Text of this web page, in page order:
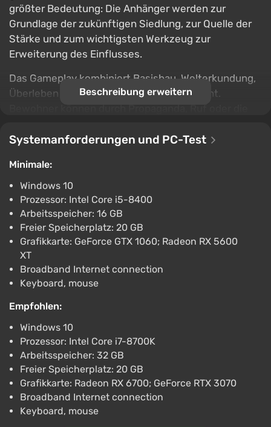
größter Bedeutung: Die Anhänger werden zur
Grundlage der zukünftigen Siedlung, zur Quelle der
Stärke und zum wichtigsten Werkzeug zur
Erweiterung des Einflusses.
Das Gameplay kombiniert Basisbau, Welterkundung,
Überleben und Gemeinschaftsmanagement.
verteilt werden – von Bauern und Ärzten bis hin zu
Charakterzüge und Fähigkeiten, und Unzufriedenheit
kann zu Flucht oder internen Problemen innerhalb
der Sekte führen.
Besonderes Augenmerk liegt auf dem gemeinsamen
Spiel: Bis zu vier Personen können sich
zusammenschließen, um gemeinsam eine Siedlung
zu bauen, Ausflüge zu unternehmen und sich
Feinden zu stellen. Das Gleichgewicht zwischen
Überleben, Menschenmanagement und der
absurden Atmosphäre eines „Weltuntergangskults“
macht das Spiel gleichzeitig spannend und ironisch.
Beschreibung erweitern
Systemanforderungen und PC-Test
Minimale:
Windows 10
Prozessor: Intel Core i5-8400
Arbeitsspeicher: 16 GB
Freier Speicherplatz: 20 GB
Grafikkarte: GeForce GTX 1060; Radeon RX 5600
XT
Broadband Internet connection
Keyboard, mouse
Empfohlen:
Windows 10
Prozessor: Intel Core i7-8700K
Arbeitsspeicher: 32 GB
Freier Speicherplatz: 20 GB
Grafikkarte: Radeon RX 6700; GeForce RTX 3070
Broadband Internet connection
Keyboard, mouse